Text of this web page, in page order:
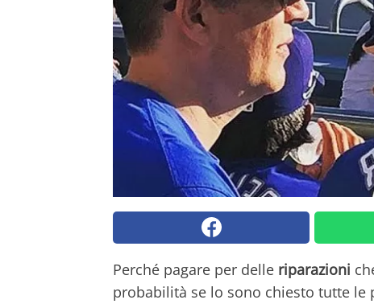
Perché pagare per delle riparazioni
probabilità se lo sono chiesto tutte